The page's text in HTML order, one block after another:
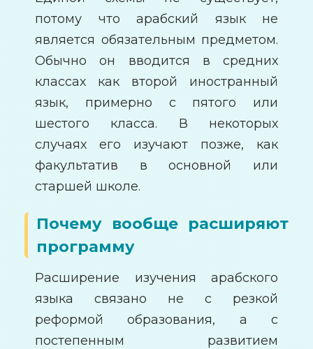
потому что арабский язык не
является обязательным предметом.
Обычно он вводится в средних
классах как второй иностранный
язык, примерно с пятого или
шестого класса. В некоторых
случаях его изучают позже, как
факультатив в основной или
старшей школе.
Почему вообще расширяют
программу
Расширение изучения арабского
языка связано не с резкой
реформой образования, а с
постепенным развитием